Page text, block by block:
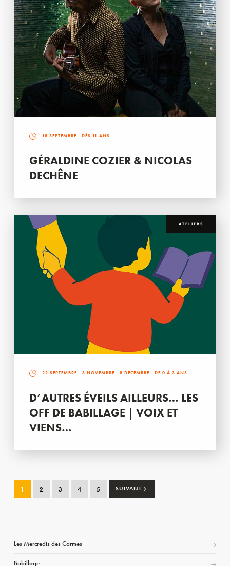
18 SEPTEMBRE - DÈS 11 ANS
GÉRALDINE COZIER & NICOLAS
DECHÊNE
ATELIERS
22 SEPTEMBRE - 3 NOVEMBRE - 8 DÉCEMBRE - DE 0 À 3 ANS
D’AUTRES ÉVEILS AILLEURS… LES
OFF DE BABILLAGE | VOIX ET
VIENS…
1 2 3 4 5 SUIVANT ›
Les Mercredis des Carmes
Babillage